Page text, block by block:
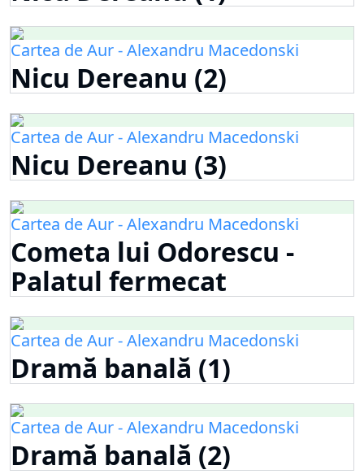
Cartea de Aur - Alexandru Macedonski
Nicu Dereanu (2)
Cartea de Aur - Alexandru Macedonski
Nicu Dereanu (3)
Cartea de Aur - Alexandru Macedonski
Cometa lui Odorescu -
Palatul fermecat
Cartea de Aur - Alexandru Macedonski
Dramă banală (1)
Cartea de Aur - Alexandru Macedonski
Dramă banală (2)